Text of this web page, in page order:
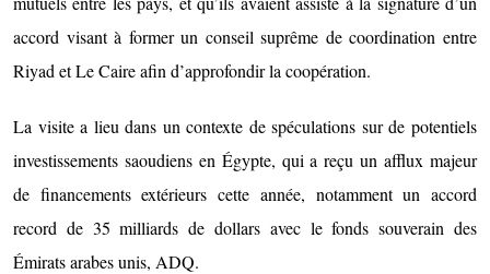
accord visant à former un conseil suprême de coordination entre
Riyad et Le Caire afin d’approfondir la coopération.
La visite a lieu dans un contexte de spéculations sur de potentiels
investissements saoudiens en Égypte, qui a reçu un afflux majeur
de financements extérieurs cette année, notamment un accord
record de 35 milliards de dollars avec le fonds souverain des
Émirats arabes unis, ADQ.